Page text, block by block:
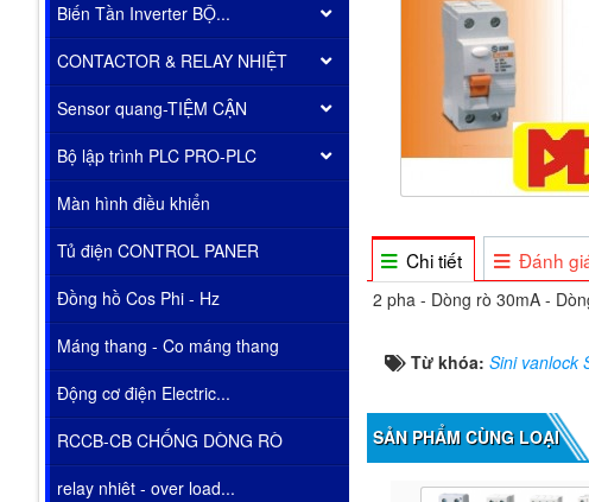
Chi tiết Đánh
2 pha - Dòng rò 30mA -
Từ khóa:Sini vanlock
SẢN PHẨM CÙNG LOẠI
Biến Tần Inverter BỘ...
CONTACTOR & RELAY NHIỆT
Sensor quang-TIỆM CẬN
Bộ lập trình PLC PRO-PLC
Màn hình điều khiển
Tủ điện CONTROL PANER
Đồng hồ Cos Phi - Hz
Máng thang - Co máng thang
Động cơ điện Electric...
RCCB-CB CHỐNG DÒNG RÒ
relay nhiêt - over load...